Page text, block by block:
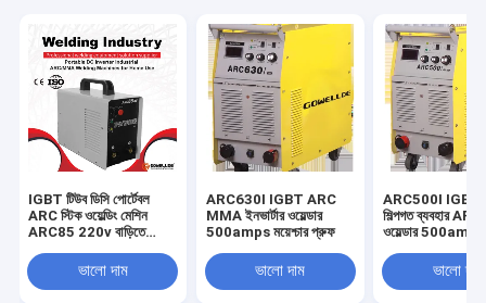
IGBT টিউব ডিসি পোর্টেবল
ARC স্টিক ওয়েল্ডিং মেশিন
ARC85 220v বাড়িতে
ভালো দাম
ARC630I IGBT ARC
MMA ইনভার্টার ওয়েল্ডার
500amps ময়েশ্চার প্রুফ
ভালো দাম
ARC500I IGBT
শিল্পগত ব্যবহার
ওয়েল্ডার 500amps
ভালো দাম